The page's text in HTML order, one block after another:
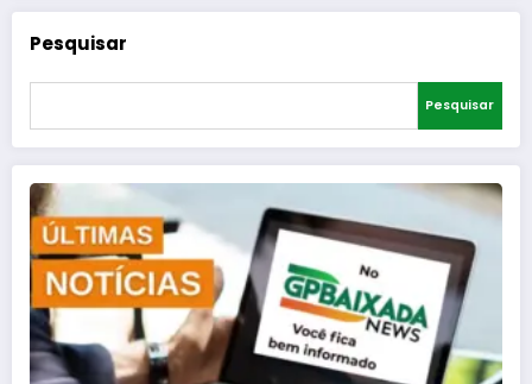
Pesquisar
Pesquisar